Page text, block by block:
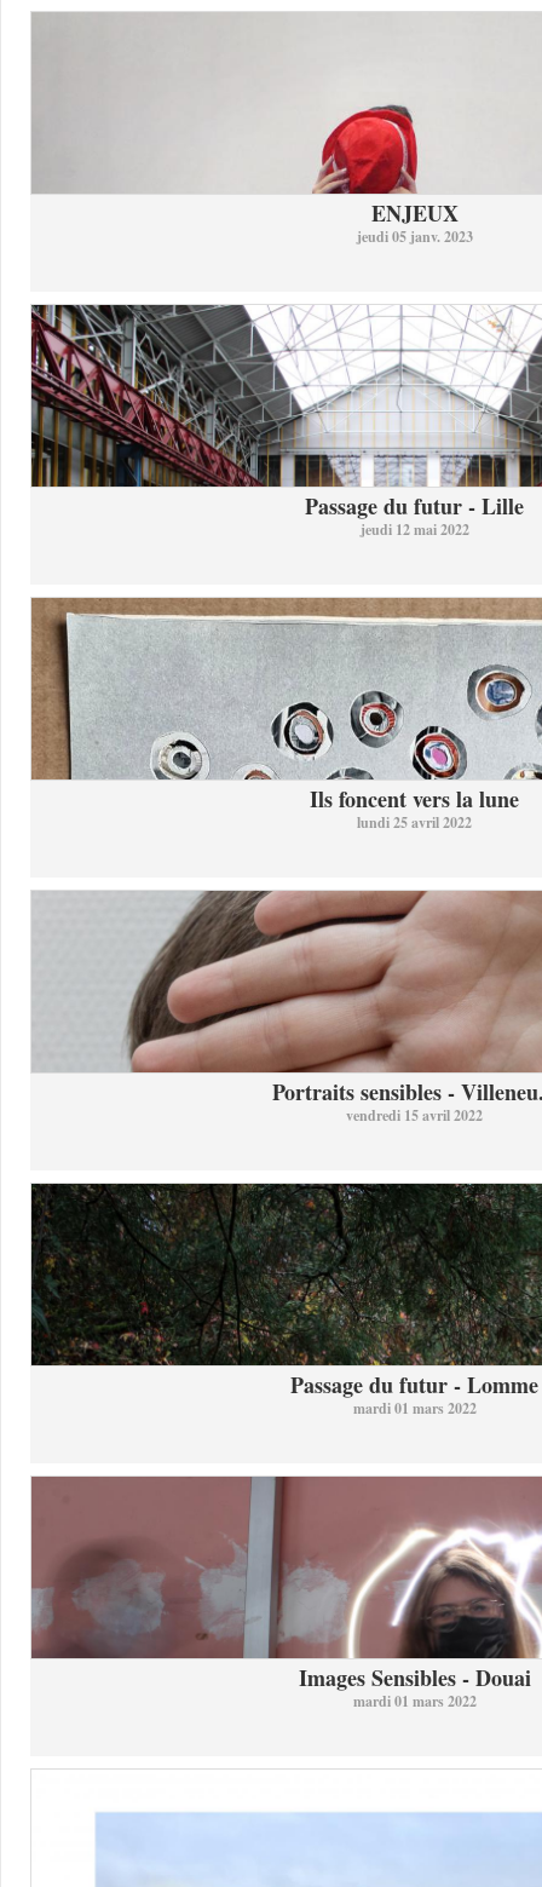
ENJEUX
jeudi 05 janv. 2023
Passage du futur - Lille
jeudi 12 mai 2022
Ils foncent vers la lune
lundi 25 avril 2022
Portraits sensibles -
vendredi 15 avril 2022
Passage du futur - Lomme
mardi 01 mars 2022
Images Sensibles - Douai
mardi 01 mars 2022